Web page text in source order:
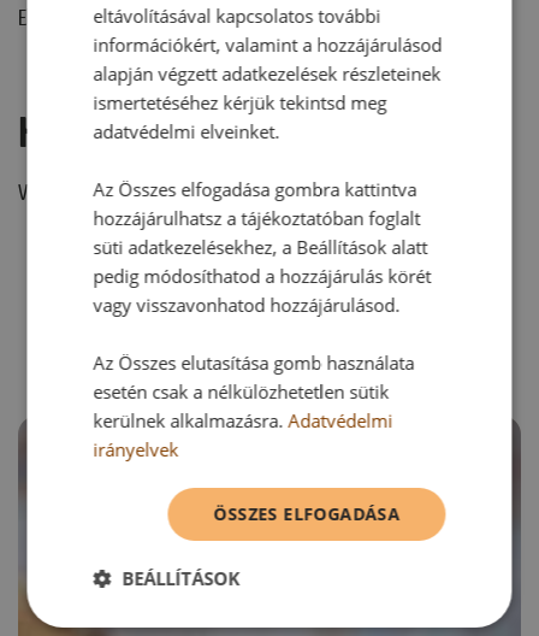
Ehhez a recepthez még nem érkezett hozzászólás.
Hozzászólás írása
Vélemény írásához, kérjük,jelentkezz be!
RECEPTAJÁNLÓ
eltávolításával kapcsolatos további
információkért, valamint a hozzájárulásod
alapján végzett adatkezelések részleteinek
ismertetéséhez kérjük tekintsd meg
adatvédelmi elveinket.
Az Összes elfogadása gombra kattintva
hozzájárulhatsz a tájékoztatóban foglalt
süti adatkezelésekhez, a Beállítások alatt
pedig módosíthatod a hozzájárulás körét
vagy visszavonhatod hozzájárulásod.
Az Összes elutasítása gomb használata
esetén csak a nélkülözhetetlen sütik
kerülnek alkalmazásra.Adatvédelmi
irányelvek
ÖSSZES ELFOGADÁSA
BEÁLLÍTÁSOK